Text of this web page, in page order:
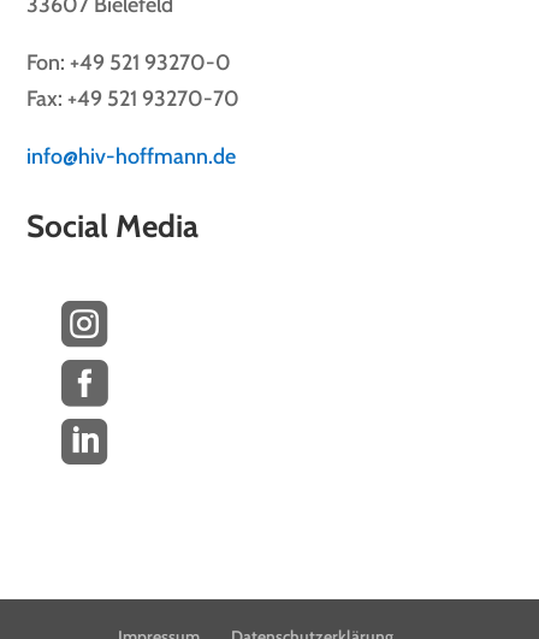
Fon: +49 521 93270-0
Fax: +49 521 93270-70
info@hiv-hoffmann.de
Social Media


